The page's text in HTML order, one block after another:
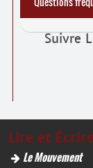
Suivre
Lire et Écrire
Le Mouvement